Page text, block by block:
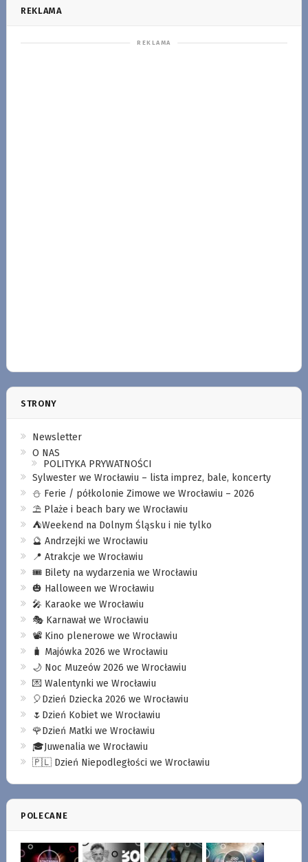
REKLAMA
STRONY
Newsletter
O NAS
POLITYKA PRYWATNOŚCI
Sylwester we Wrocławiu – lista imprez, bale, koncerty
⛄️ Ferie / półkolonie Zimowe we Wrocławiu – 2026
⛱️ Plaże i beach bary we Wrocławiu
⛺️Weekend na Dolnym Śląsku i nie tylko
🔮 Andrzejki we Wrocławiu
📍 Atrakcje we Wrocławiu
🎟️ Bilety na wydarzenia we Wrocławiu
🎃 Halloween we Wrocławiu
🎤 Karaoke we Wrocławiu
🎭 Karnawał we Wrocławiu
📽️ Kino plenerowe we Wrocławiu
🧳 Majówka 2026 we Wrocławiu
🌙 Noc Muzeów 2026 we Wrocławiu
💌 Walentynki we Wrocławiu
🎈Dzień Dziecka 2026 we Wrocławiu
🌷Dzień Kobiet we Wrocławiu
🌹Dzień Matki we Wrocławiu
🎓Juwenalia we Wrocławiu
🇵🇱 Dzień Niepodległości we Wrocławiu
POLECANE